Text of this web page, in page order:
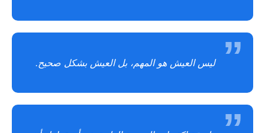
ليس العيش هو المهم، بل العيش بشكل صحيح.